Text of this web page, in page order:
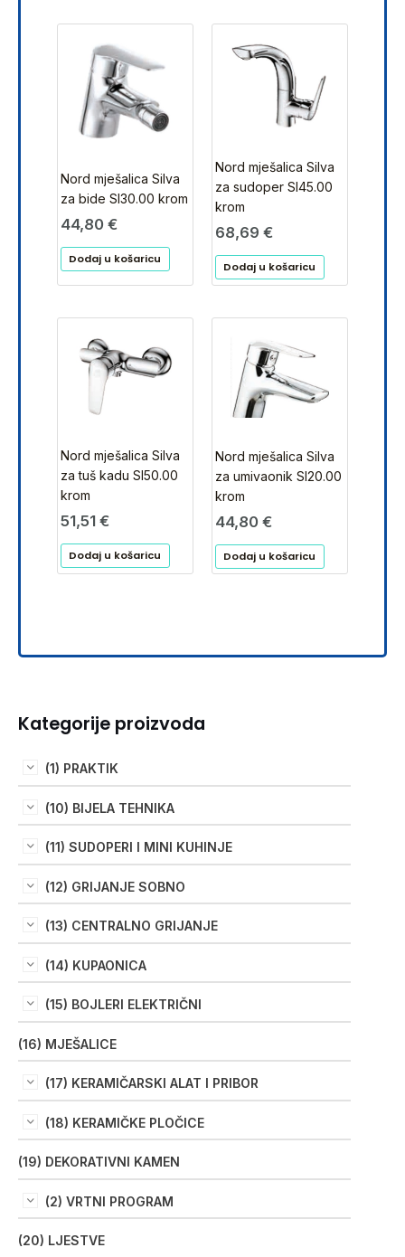
Kategorije proizvoda
(1) PRAKTIK
(10) BIJELA TEHNIKA
(11) SUDOPERI I MINI KUHINJE
(12) GRIJANJE SOBNO
(13) CENTRALNO GRIJANJE
(14) KUPAONICA
(15) BOJLERI ELEKTRIČNI
(16) MJEŠALICE
(17) KERAMIČARSKI ALAT I PRIBOR
(18) KERAMIČKE PLOČICE
(19) DEKORATIVNI KAMEN
(2) VRTNI PROGRAM
(20) LJESTVE
Nord mješalica Silva
za bide SI30.00 krom
44,80 €
Dodaj u košaricu
Nord mješalica Silva
za sudoper SI45.00
krom
68,69 €
Dodaj u košaricu
Nord mješalica Silva
za tuš kadu SI50.00
krom
51,51 €
Dodaj u košaricu
Nord mješalica Silva
za umivaonik SI20.00
krom
44,80 €
Dodaj u košaricu